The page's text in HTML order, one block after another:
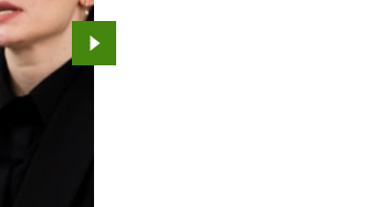
Przejdź do kolejnego zdjęcia.